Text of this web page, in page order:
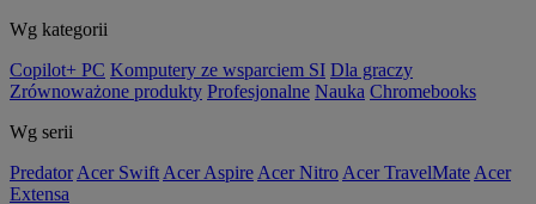
Wg kategorii
Copilot+ PC Komputery ze wsparciem SI Dla graczy
Zrównoważone produkty Profesjonalne Nauka Chromebooks
Wg serii
Predator Acer Swift Acer Aspire Acer Nitro Acer TravelMate Acer
Extensa